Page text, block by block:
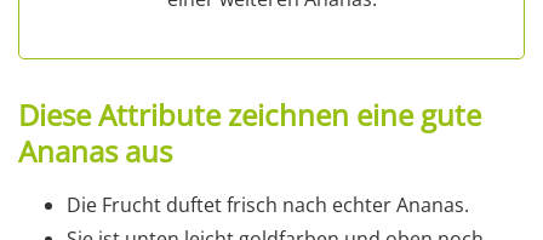
Diese Attribute zeichnen eine gute
Ananas aus
Die Frucht duftet frisch nach echter Ananas.